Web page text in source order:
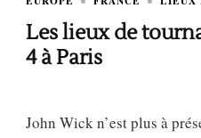
Les lieux de
4 à Paris
John Wick n’est plus à